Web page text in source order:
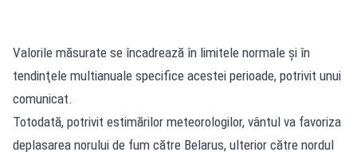
Valorile măsurate se încadrează în limitele normale şi în
tendinţele multianuale specifice acestei perioade, potrivit unui
comunicat.
Totodată, potrivit estimărilor meteorologilor, vântul va favoriza
deplasarea norului de fum către Belarus, ulterior către nordul